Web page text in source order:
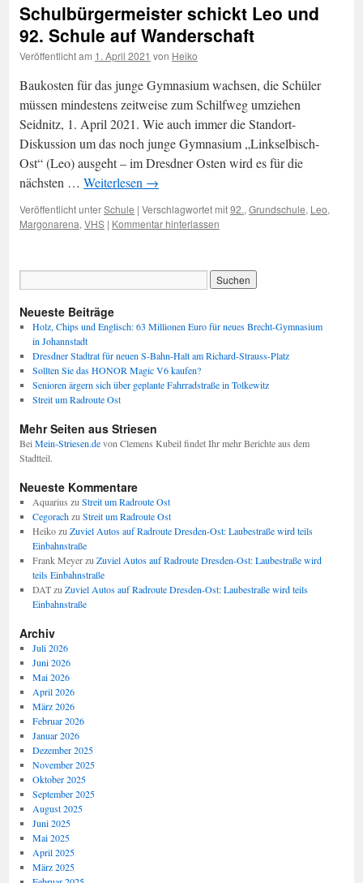
Schulbürgermeister schickt Leo und
92. Schule auf Wanderschaft
Veröffentlicht am 1. April 2021 von Heiko
Baukosten für das junge Gymnasium wachsen, die Schüler
müssen mindestens zeitweise zum Schilfweg umziehen
Seidnitz, 1. April 2021. Wie auch immer die Standort-
Diskussion um das noch junge Gymnasium „Linkselbisch-
Ost“ (Leo) ausgeht – im Dresdner Osten wird es für die
nächsten … Weiterlesen →
Veröffentlicht unterSchule | Verschlagwortet mit92., Grundschule, Leo,
Margonarena, VHS | Kommentar hinterlassen
Neueste Beiträge
Holz, Chips und Englisch: 63 Millionen Euro für neues Brecht-Gymnasium
in Johannstadt
Dresdner Stadtrat für neuen S-Bahn-Halt am Richard-Strauss-Platz
Sollten Sie das HONOR Magic V6 kaufen?
Senioren ärgern sich über geplante Fahrradstraße in Tolkewitz
Streit um Radroute Ost
Mehr Seiten aus Striesen
Bei Mein-Striesen.devon Clemens Kubeil findet Ihr mehr Berichte aus dem
Stadtteil.
Neueste Kommentare
Aquarius zu Streit um Radroute Ost
Cegorachzu Streit um Radroute Ost
Heikozu Zuviel Autos auf Radroute Dresden-Ost: Laubestraße wird teils
Einbahnstraße
Frank Meyerzu Zuviel Autos auf Radroute Dresden-Ost: Laubestraße wird
teils Einbahnstraße
DATzu Zuviel Autos auf Radroute Dresden-Ost: Laubestraße wird teils
Einbahnstraße
Archiv
Juli 2026
Juni 2026
Mai 2026
April 2026
März 2026
Februar 2026
Januar 2026
Dezember 2025
November 2025
Oktober 2025
September 2025
August 2025
Juni 2025
Mai 2025
April 2025
März 2025